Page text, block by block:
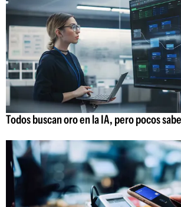
Todos buscan oro en la IA, pero pocos